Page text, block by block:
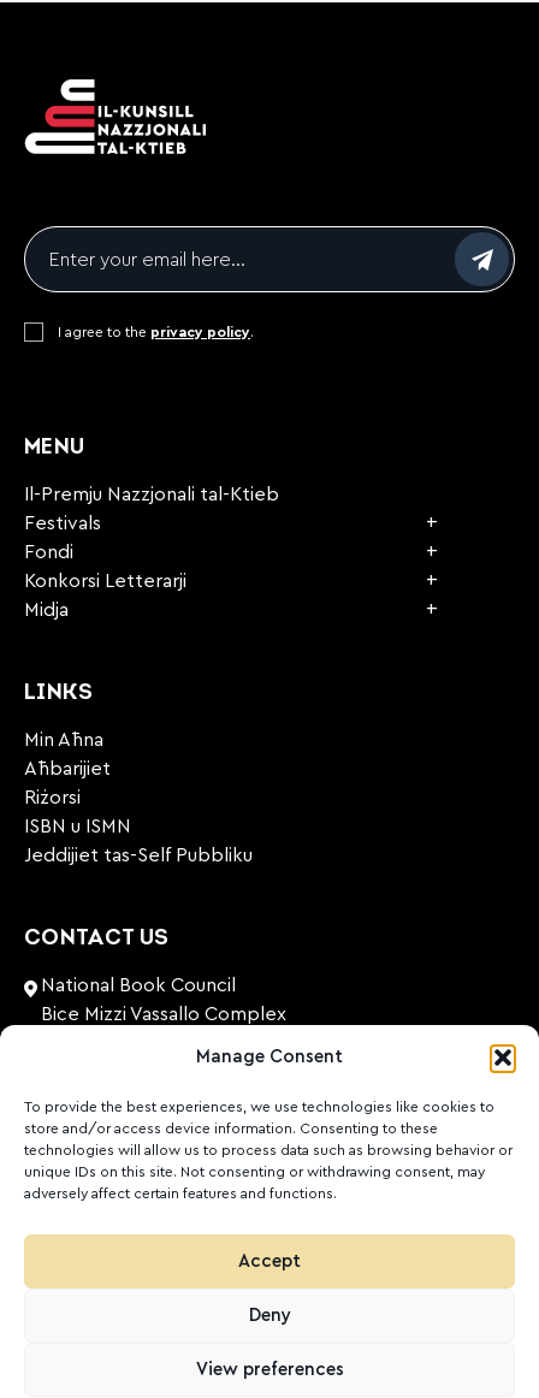
Manage Consent
To provide the best experiences, we use technologies like cookies to
store and/or access device information. Consenting to these
technologies will allow us to process data such as browsing behavior or
unique IDs on this site. Not consenting or withdrawing consent, may
adversely affect certain features and functions.
Accept
Deny
View preferences
MENU
Il-Premju Nazzjonali tal-Ktieb
Festivals
Fondi
Konkorsi Letterarji
Midja
LINKS
Min Aħna
Aħbarijiet
Riżorsi
ISBN u ISMN
Jeddijiet tas-Self Pubbliku
Email
Consent*
I agree to the privacy policy.
CONTACT US
National Book Council
Bice Mizzi Vassallo Complex
Malta
+356 27131574
nationalbookcouncil@gov.mt
FOLLOW US
Facebook
Ktieb.org.mt Politika ta’ Privatezza